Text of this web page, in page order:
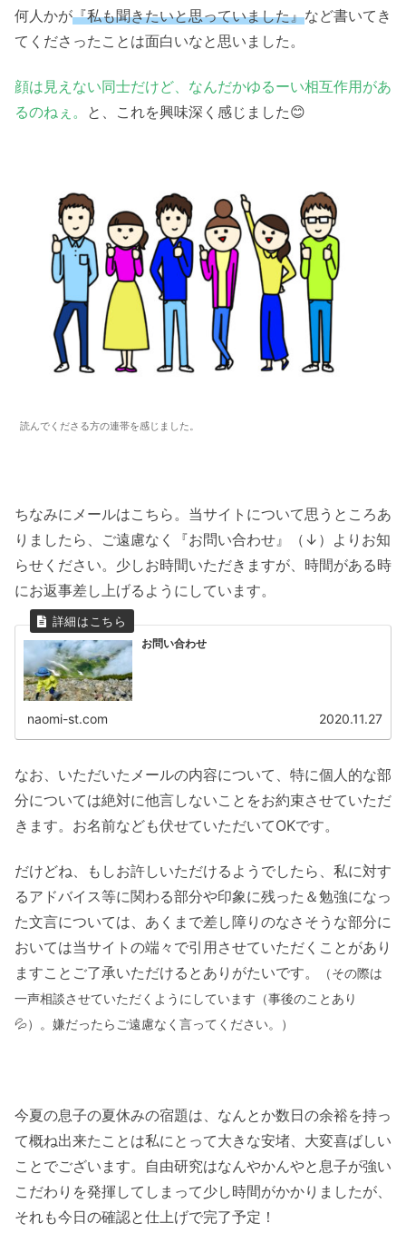
何人かが『私も聞きたいと思っていました』など書いてき
てくださったことは面白いなと思いました。
顔は見えない同士だけど、なんだかゆるーい相互作用があ
るのねぇ。 と、これを興味深く感じました😊
読んでくださる方の連帯を感じました。
ちなみにメールはこちら。当サイトについて思うところあ
りましたら、ご遠慮なく『お問い合わせ』（↓）よりお知
らせください。少しお時間いただきますが、時間がある時
にお返事差し上げるようにしています。
お問い合わせ
naomi-st.com 2020.11.27
なお、いただいたメールの内容について、特に個人的な部
分については絶対に他言しないことをお約束させていただ
きます。お名前なども伏せていただいてOKです。
だけどね、もしお許しいただけるようでしたら、私に対す
るアドバイス等に関わる部分や印象に残った＆勉強になっ
た文言については、あくまで差し障りのなさそうな部分に
おいては当サイトの端々で引用させていただくことがあり
ますことご了承いただけるとありがたいです。
（その際は
一声相談させていただくようにしています（事後のことあり
💦）。嫌だったらご遠慮なく言ってください。）
今夏の息子の夏休みの宿題は、なんとか数日の余裕を持っ
て概ね出来たことは私にとって大きな安堵、大変喜ばしい
ことでございます。自由研究はなんやかんやと息子が強い
こだわりを発揮してしまって少し時間がかかりましたが、
それも今日の確認と仕上げで完了予定！